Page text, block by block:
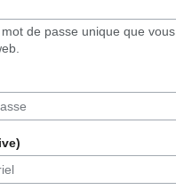
de passe unique que vous